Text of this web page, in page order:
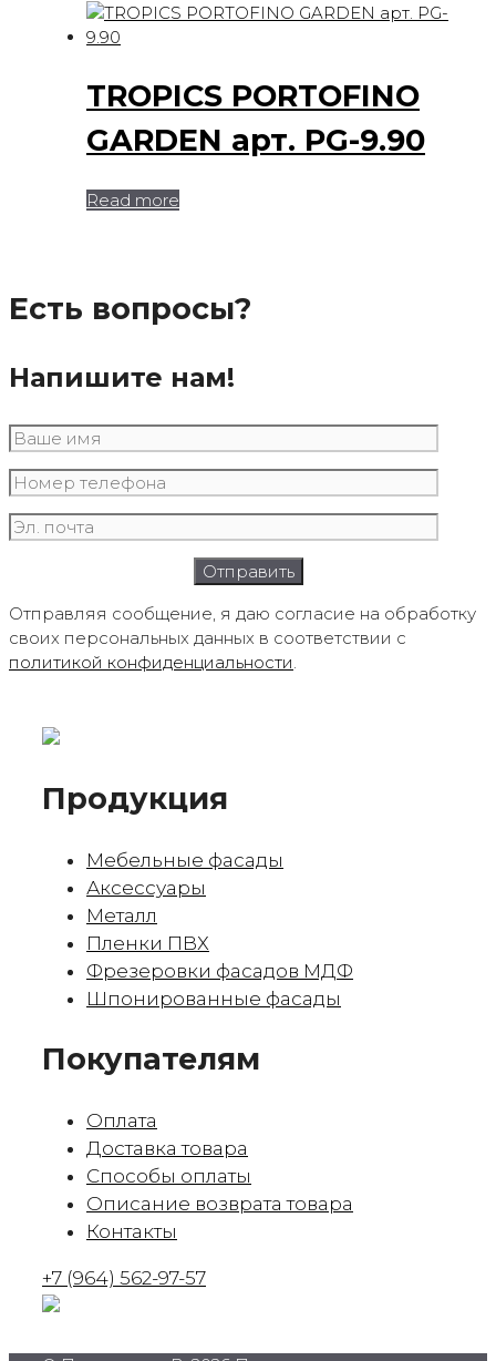
TROPICS PORTOFINO
GARDEN арт. PG-9.90
Read more
Есть вопросы?
Напишите нам!
Отправляя сообщение, я даю согласие на обработку
своих персональных данных в соответствии с
политикой конфиденциальности.
Продукция
Мебельные фасады
Аксессуары
Металл
Пленки ПВХ
Фрезеровки фасадов МДФ
Шпонированные фасады
Покупателям
Оплата
Доставка товара
Способы оплаты
Описание возврата товара
Контакты
+7 (964) 562-97-57